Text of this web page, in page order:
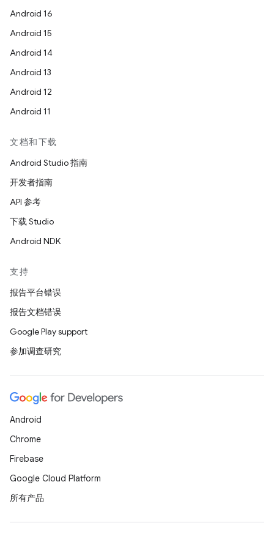
Android 16
Android 15
Android 14
Android 13
Android 12
Android 11
文档和下载
Android Studio 指南
开发者指南
API 参考
下载 Studio
Android NDK
支持
报告平台错误
报告文档错误
Google Play support
参加调查研究
Android
Chrome
Firebase
Google Cloud Platform
所有产品